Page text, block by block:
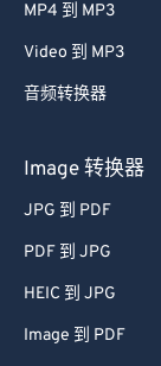
MP4 到 MP3
Video 到 MP3
音频转换器
Image 转换器
JPG 到 PDF
PDF 到 JPG
HEIC 到 JPG
Image 到 PDF